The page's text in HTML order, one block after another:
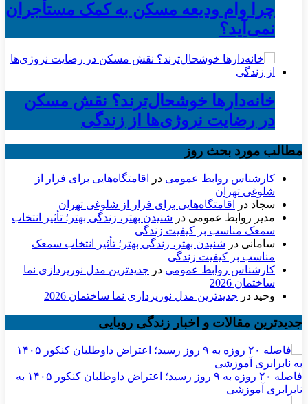
چرا وام ودیعه مسکن به کمک مستأجران
نمی‌آید؟
خانه‌دارها خوشحال‌ترند؟ نقش مسکن
در رضایت نروژی‌ها از زندگی
مطالب مورد بحث روز
کارشناس روابط عمومی در
اقامتگاه‌هایی برای فرار از
شلوغی تهران
سجاد در
اقامتگاه‌هایی برای فرار از شلوغی تهران
مدیر روابط عمومی در شنیدن بهتر، زندگی بهتر؛ تأثیر انتخاب
سمعک مناسب بر کیفیت زندگی
سامانی در شنیدن بهتر، زندگی بهتر؛ تأثیر انتخاب سمعک
مناسب بر کیفیت زندگی
کارشناس روابط عمومی در جدیدترین مدل نورپردازی نما
ساختمان 2026
وحید در جدیدترین مدل نورپردازی نما ساختمان 2026
جدیدترین مقالات و اخبار زندگی رویایی
فاصله ۲۰ روزه به ۹ روز رسید؛ اعتراض داوطلبان کنکور ۱۴۰۵ به
نابرابری آموزشی